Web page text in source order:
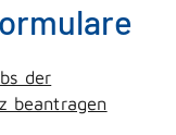
der
beantragen